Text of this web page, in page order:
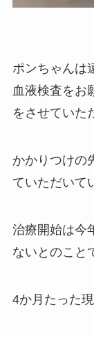
ポンちゃんは
血液検査をお
をさせていた
かかりつけの
ていただいて
治療開始は今
ないとのこと
4か月たった